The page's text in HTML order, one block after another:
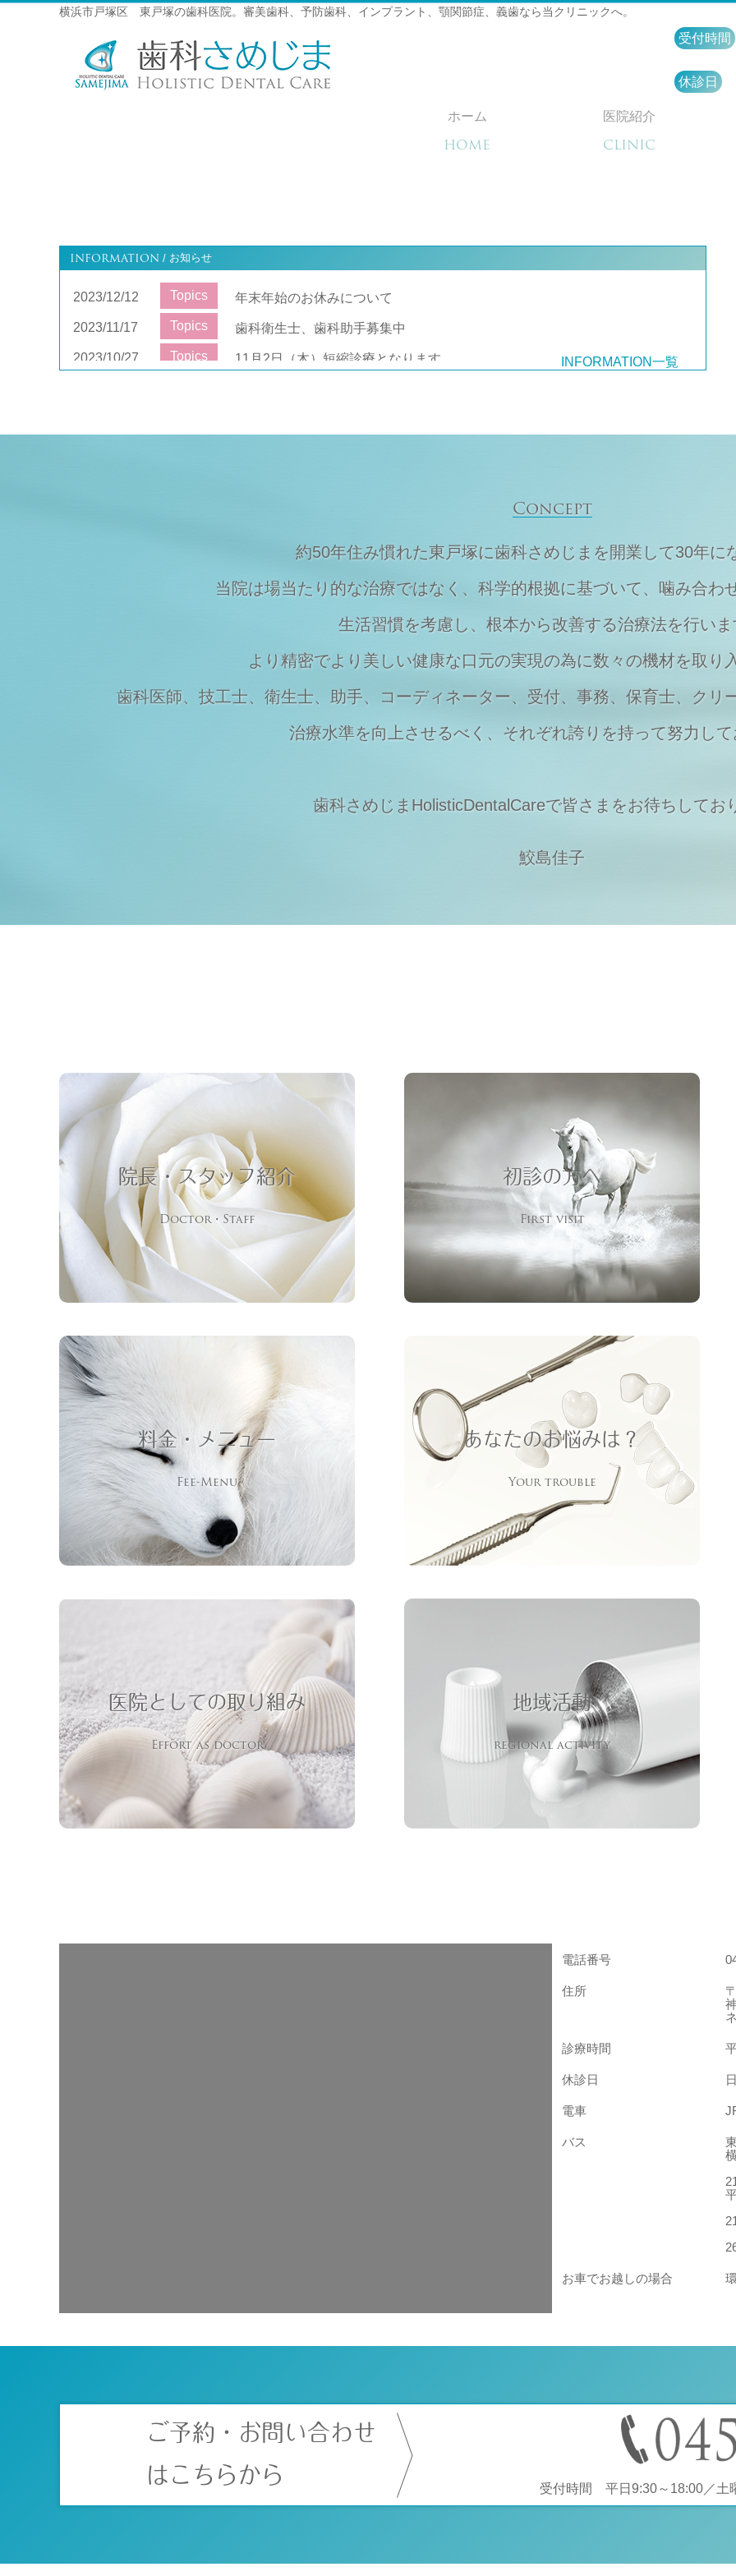
横浜市戸塚区 東戸塚の歯科医院。審美歯科、予防歯科、インプラント、顎関節症、義歯なら当クリニックへ。
受付時間
休診日
ホーム
HOME
医院紹介
CLINIC
INFORMATION / お知らせ
2023/12/12 Topics 年末年始のお休みについて
2023/11/17 Topics 歯科衛生士、歯科助手募集中
2023/10/27 Topics 11月2日（木）短縮診療となります。 INFORMATION一覧
Concept
約50年住み慣れた東戸塚に歯科さめじまを開業して30年に
当院は場当たり的な治療ではなく、 科学的根拠に基づいて、 噛み合わ
生活習慣を考慮し、 根本から改善する治療法を行い
より精密でより美しい健康な口元の実現の為に数々の機材を取り
歯科医師、技工士、衛生士、助手、
コーディネーター、受付、事務、保育士、 クリ
治療水準を向上させるべく、それぞれ誇りを持って努力し
歯科さめじまHolisticDentalCareで皆さまをお待ちしてお
鮫島佳子
院長・スタッフ紹介
Doctor・Staff
初診の方へ
First visit
料金・メニュー
Fee-Menu
あなたのお悩みは？
Your trouble
医院としての取り組み
Effort as doctor
地域活動
regional activity
電話番号
住所
診療時間
休診日
電車
バス
お車でお越しの場合
ご予約・お問い合わせ
はこちらから
受付時間 平日9:30～18:00／土